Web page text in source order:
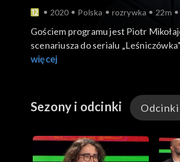
2020 Polska rozrywka 22m
Gościem programu jest Piotr Mikołajczak,
scenariusza do serialu
więcej
Sezony i odcinki Odcinki
Odcinki